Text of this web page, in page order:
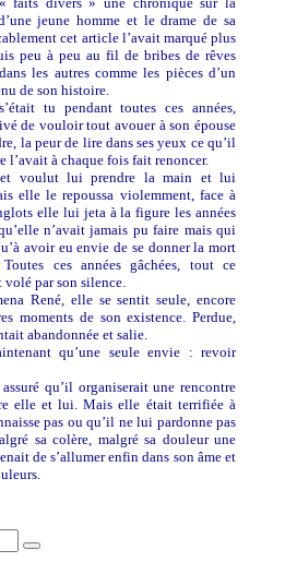
jeune homme et le drame de sa
cet article l’avait marqué plus
peu à peu au fil de bribes de rêves
les autres comme les pièces d’un
de son histoire.
tu pendant toutes ces années,
de vouloir tout avouer à son épouse
la peur de lire dans ses yeux ce qu’il
l’avait à chaque fois fait renoncer.
et voulut lui prendre la main et lui
elle le repoussa violemment, face à
elle lui jeta à la figure les années
n’avait jamais pu faire mais qui
avoir eu envie de se donner la mort
ces années gâchées, tout ce
par son silence.
René, elle se sentit seule, encore
moments de son existence. Perdue,
abandonnée et salie.
qu’une seule envie : revoir
qu’il organiserait une rencontre
elle et lui. Mais elle était terrifiée à
pas ou qu’il ne lui pardonne pas
sa colère, malgré sa douleur une
de s’allumer enfin dans son âme et